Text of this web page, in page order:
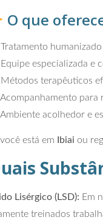
O que
Tratamento
Equipe especializada e
Métodos terapêuticos
Acompanhamento para
Ambiente acolhedor e
está em Ibiai ou
Lisérgico (LSD): Em
treinados